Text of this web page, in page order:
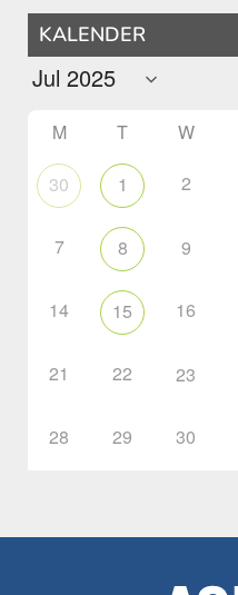
KALENDER
M T W
30 1 2
7 8 9
14 15 16
21 22 23
28 29 30